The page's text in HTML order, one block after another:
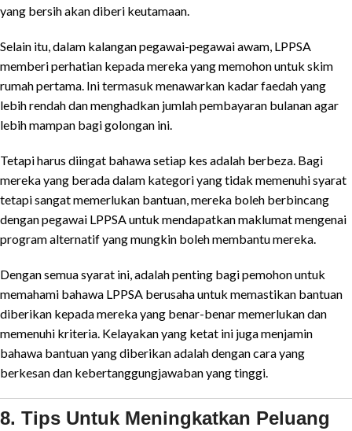
yang bersih akan diberi keutamaan.
Selain itu, dalam kalangan pegawai-pegawai awam, LPPSA
memberi perhatian kepada mereka yang memohon untuk skim
rumah pertama. Ini termasuk menawarkan kadar faedah yang
lebih rendah dan menghadkan jumlah pembayaran bulanan agar
lebih mampan bagi golongan ini.
Tetapi harus diingat bahawa setiap kes adalah berbeza. Bagi
mereka yang berada dalam kategori yang tidak memenuhi syarat
tetapi sangat memerlukan bantuan, mereka boleh berbincang
dengan pegawai LPPSA untuk mendapatkan maklumat mengenai
program alternatif yang mungkin boleh membantu mereka.
Dengan semua syarat ini, adalah penting bagi pemohon untuk
memahami bahawa LPPSA berusaha untuk memastikan bantuan
diberikan kepada mereka yang benar-benar memerlukan dan
memenuhi kriteria. Kelayakan yang ketat ini juga menjamin
bahawa bantuan yang diberikan adalah dengan cara yang
berkesan dan kebertanggungjawaban yang tinggi.
8. Tips Untuk Meningkatkan Peluang